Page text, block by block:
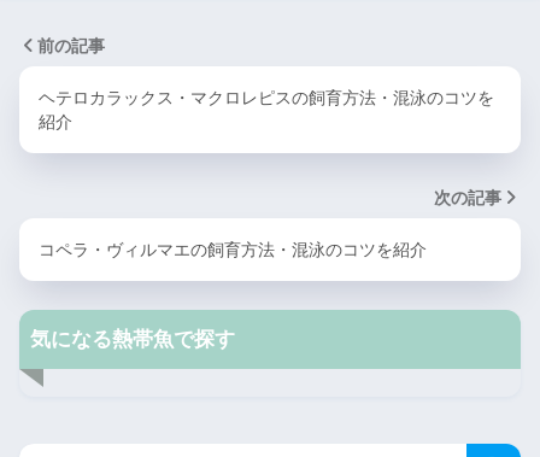
前の記事
ヘテロカラックス・マクロレピスの飼育方法・混泳のコツを
紹介
次の記事
コペラ・ヴィルマエの飼育方法・混泳のコツを紹介
気になる熱帯魚で探す